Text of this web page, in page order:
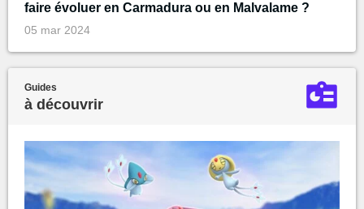
faire évoluer en Carmadura ou en Malvalame ?
05 mar 2024
Guides
à découvrir